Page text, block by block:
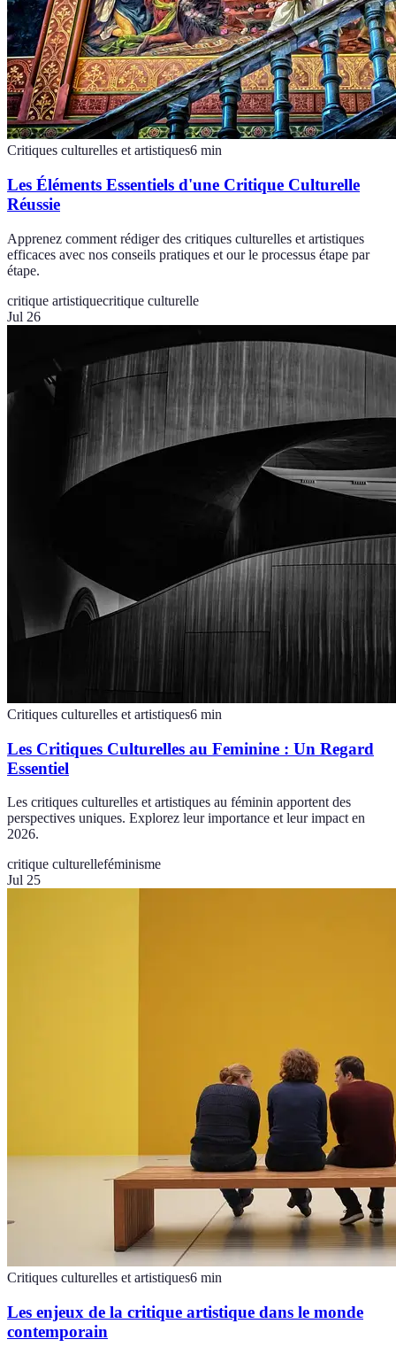
Critiques culturelles et artistiques6 min
Les Éléments Essentiels d'une Critique Culturelle
Réussie
Apprenez comment rédiger des critiques culturelles et artistiques
efficaces avec nos conseils pratiques et our le processus étape par
étape.
critique artistiquecritique culturelle
Jul 26
Critiques culturelles et artistiques6 min
Les Critiques Culturelles au Feminine : Un Regard
Essentiel
Les critiques culturelles et artistiques au féminin apportent des
perspectives uniques. Explorez leur importance et leur impact en
2026.
critique culturelleféminisme
Jul 25
Critiques culturelles et artistiques6 min
Les enjeux de la critique artistique dans le monde
contemporain